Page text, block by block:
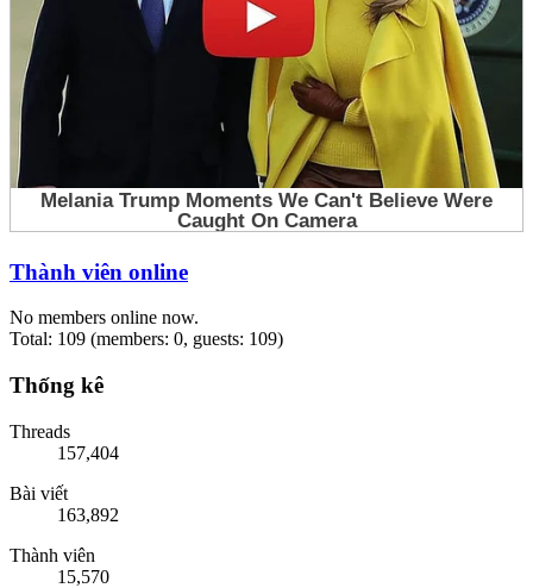
Thành viên online
No members online now.
Total: 109 (members: 0, guests: 109)
Thống kê
Threads
157,404
Bài viết
163,892
Thành viên
15,570